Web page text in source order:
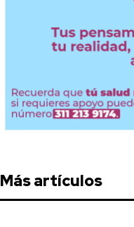
Más artículos